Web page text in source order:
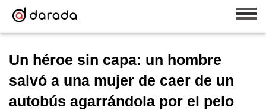
Un héroe sin capa: un hombre
salvó a una mujer de caer de un
autobús agarrándola por el pelo